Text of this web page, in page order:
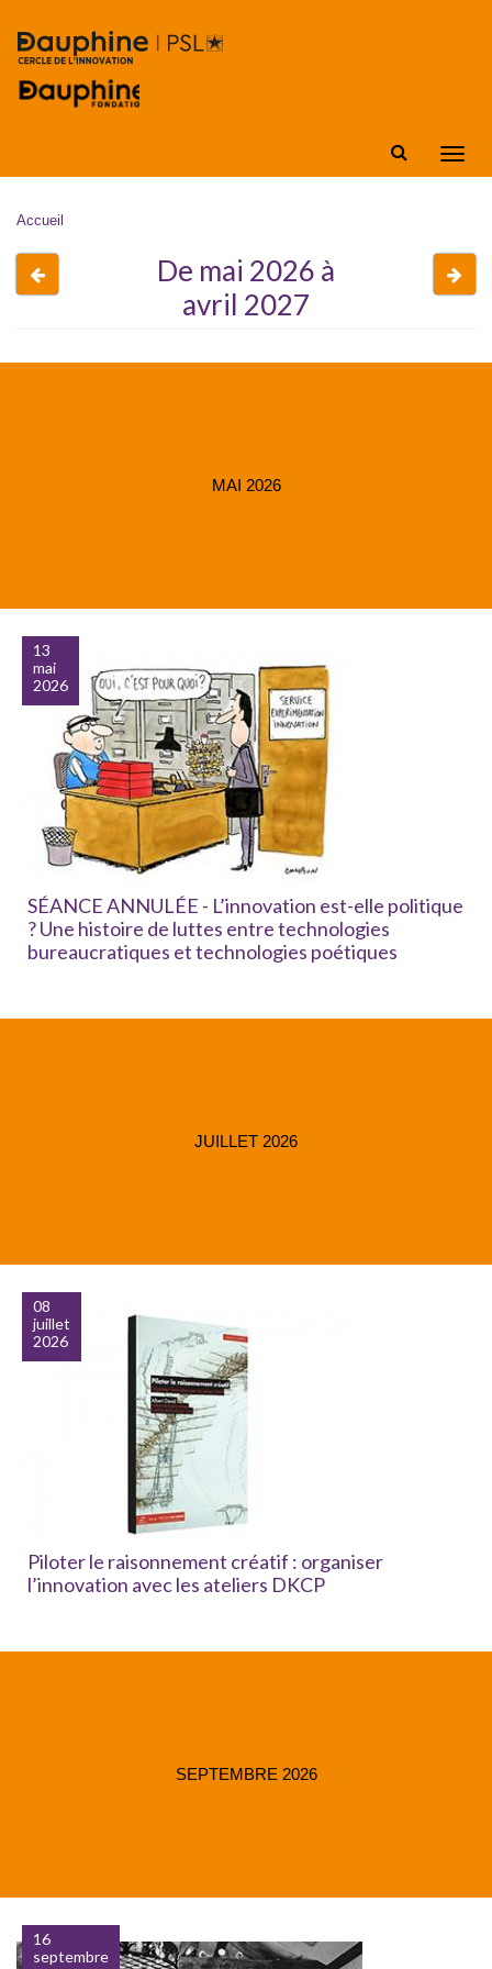
Vous êtes ici
Accueil
Avant
De mai 2026 à
avril 2027
MAI 2026
13
mai
2026
SÉANCE ANNULÉE - L’innovation est-elle politique
? Une histoire de luttes entre technologies
bureaucratiques et technologies poétiques
JUILLET 2026
08
juillet
2026
Piloter le raisonnement créatif : organiser
l’innovation avec les ateliers DKCP
SEPTEMBRE 2026
16
septembre